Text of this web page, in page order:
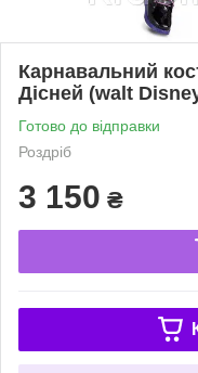
Карнавальний
Дісней (walt
Готово до відправки
Роздріб
3 150 ₴